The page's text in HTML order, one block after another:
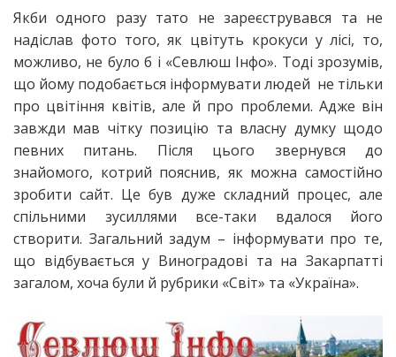
Якби одного разу тато не зареєструвався та не
надіслав фото того, як цвітуть крокуси у лісі, то,
можливо, не було б і «Севлюш Інфо». Тоді зрозумів,
що йому подобається інформувати людей не тільки
про цвітіння квітів, але й про проблеми. Адже він
завжди мав чітку позицію та власну думку щодо
певних питань. Після цього звернувся до
знайомого, котрий пояснив, як можна самостійно
зробити сайт. Це був дуже складний процес, але
спільними зусиллями все-таки вдалося його
створити. Загальний задум – інформувати про те,
що відбувається у Виноградові та на Закарпатті
загалом, хоча були й рубрики «Світ» та «Україна».